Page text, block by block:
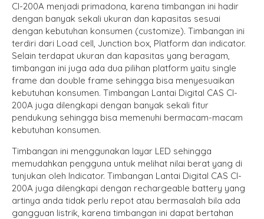
CI-200A menjadi primadona, karena timbangan ini hadir
dengan banyak sekali ukuran dan kapasitas sesuai
dengan kebutuhan konsumen (customize). Timbangan ini
terdiri dari Load cell, Junction box, Platform dan indicator.
Selain terdapat ukuran dan kapasitas yang beragam,
timbangan ini juga ada dua pilihan platform yaitu single
frame dan double frame sehingga bisa menyesuaikan
kebutuhan konsumen. Timbangan Lantai Digital CAS CI-
200A juga dilengkapi dengan banyak sekali fitur
pendukung sehingga bisa memenuhi bermacam-macam
kebutuhan konsumen.
Timbangan ini menggunakan layar LED sehingga
memudahkan pengguna untuk melihat nilai berat yang di
tunjukan oleh Indicator. Timbangan Lantai Digital CAS CI-
200A juga dilengkapi dengan rechargeable battery yang
artinya anda tidak perlu repot atau bermasalah bila ada
gangguan listrik, karena timbangan ini dapat bertahan